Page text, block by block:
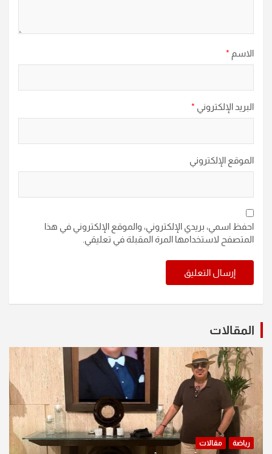
الاسم *
البريد الإلكتروني *
الموقع الإلكتروني
احفظ اسمي، بريدي الإلكتروني، والموقع الإلكتروني في هذا
المتصفح لاستخدامها المرة المقبلة في تعليقي.
المقالات
رياضة مقالات